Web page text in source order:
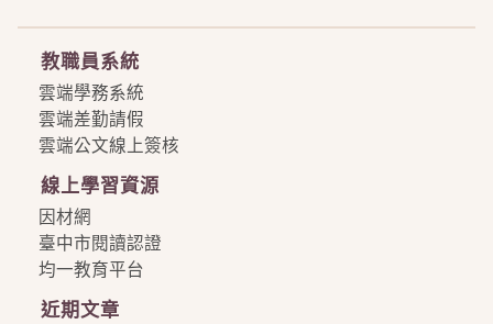
教職員系統
雲端學務系統
雲端差勤請假
雲端公文線上簽核
線上學習資源
因材網
臺中市閱讀認證
均一教育平台
近期文章